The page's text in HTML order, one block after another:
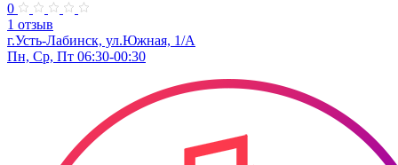
0
1 отзыв
г.Усть-Лабинск, ул.Южная, 1/А
Пн, Ср, Пт 06:30-00:30